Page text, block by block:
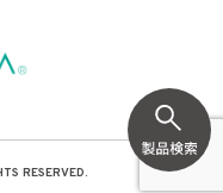
RESERVED.